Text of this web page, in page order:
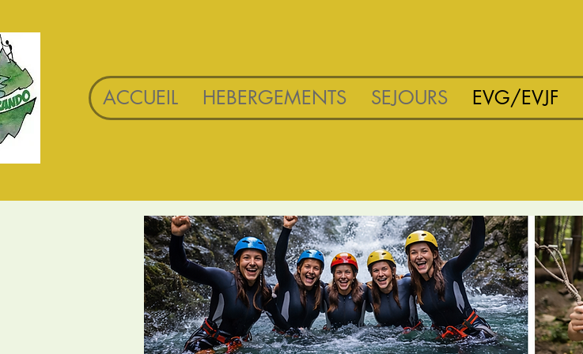
ACCUEIL HEBERGEMENTS SEJOURS EVG/EVJF